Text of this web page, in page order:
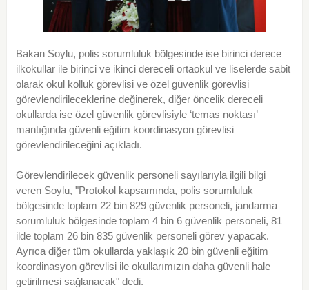
Bakan Soylu, polis sorumluluk bölgesinde ise birinci derece
ilkokullar ile birinci ve ikinci dereceli ortaokul ve liselerde sabit
olarak okul kolluk görevlisi ve özel güvenlik görevlisi
görevlendirileceklerine değinerek, diğer öncelik dereceli
okullarda ise özel güvenlik görevlisiyle ‘temas noktası’
mantığında güvenli eğitim koordinasyon görevlisi
görevlendirileceğini açıkladı.
Görevlendirilecek güvenlik personeli sayılarıyla ilgili bilgi
veren Soylu, "Protokol kapsamında, polis sorumluluk
bölgesinde toplam 22 bin 829 güvenlik personeli, jandarma
sorumluluk bölgesinde toplam 4 bin 6 güvenlik personeli, 81
ilde toplam 26 bin 835 güvenlik personeli görev yapacak.
Ayrıca diğer tüm okullarda yaklaşık 20 bin güvenli eğitim
koordinasyon görevlisi ile okullarımızın daha güvenli hale
getirilmesi sağlanacak" dedi.